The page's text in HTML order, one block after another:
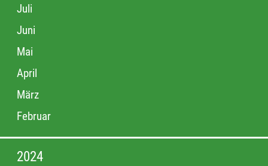
Juli
Juni
Mai
April
März
Februar
2024